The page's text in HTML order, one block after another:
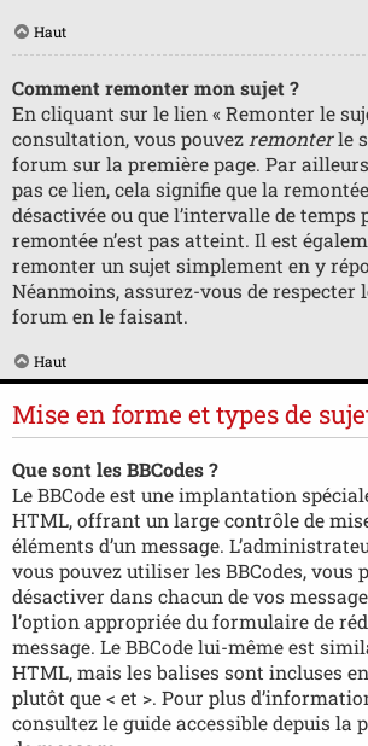
Haut
Comment remonter mon sujet ?
En cliquant sur le lien « Remonter le
consultation, vous pouvez remonterle
forum sur la première page. Par
pas ce lien, cela signifie que la
désactivée ou que l’intervalle de temps
remontée n’est pas atteint. Il est
remonter un sujet simplement en y
Néanmoins, assurez-vous de respecter
forum en le faisant.
Haut
Mise en forme et types de
Que sont les BBCodes ?
Le BBCode est une implantation
HTML, offrant un large contrôle de
éléments d’un message.
vous pouvez utiliser les BBCodes, vous
désactiver dans chacun de vos
l’option appropriée du formulaire de
message. Le BBCode lui-même est
HTML, mais les balises sont incluses
plutôt que < et >. Pour plus
consultez le guide accessible depuis la